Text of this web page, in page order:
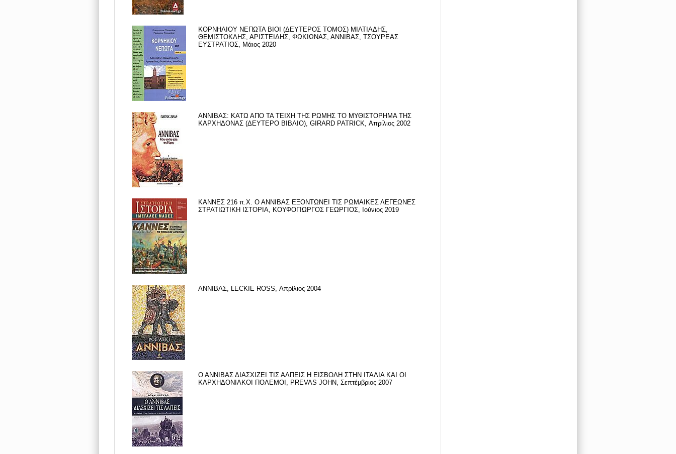
ΚΟΡΝΗΛΙΟΥ ΝΕΠΩΤΑ ΒΙΟΙ (ΔΕΥΤΕΡΟΣ ΤΟΜΟΣ) ΜΙΛΤΙΑΔΗΣ,
ΘΕΜΙΣΤΟΚΛΗΣ, ΑΡΙΣΤΕΙΔΗΣ, ΦΩΚΙΩΝΑΣ, ΑΝΝΙΒΑΣ, ΤΣΟΥΡΕΑΣ
ΕΥΣΤΡΑΤΙΟΣ, Μάιος 2020
ΑΝΝΙΒΑΣ: ΚΑΤΩ ΑΠΟ ΤΑ ΤΕΙΧΗ ΤΗΣ ΡΩΜΗΣ ΤΟ ΜΥΘΙΣΤΟΡΗΜΑ ΤΗΣ
ΚΑΡΧΗΔΟΝΑΣ (ΔΕΥΤΕΡΟ ΒΙΒΛΙΟ), GIRARD PATRICK, Απρίλιος 2002
ΚΑΝΝΕΣ 216 π.Χ. Ο ΑΝΝΙΒΑΣ ΕΞΟΝΤΩΝΕΙ ΤΙΣ ΡΩΜΑΙΚΕΣ ΛΕΓΕΩΝΕΣ
ΣΤΡΑΤΙΩΤΙΚΗ ΙΣΤΟΡΙΑ, ΚΟΥΦΟΓΙΩΡΓΟΣ ΓΕΩΡΓΙΟΣ, Ιούνιος 2019
ΑΝΝΙΒΑΣ, LECKIE ROSS, Απρίλιος 2004
Ο ΑΝΝΙΒΑΣ ΔΙΑΣΧΙΖΕΙ ΤΙΣ ΑΛΠΕΙΣ Η ΕΙΣΒΟΛΗ ΣΤΗΝ ΙΤΑΛΙΑ ΚΑΙ ΟΙ
ΚΑΡΧΗΔΟΝΙΑΚΟΙ ΠΟΛΕΜΟΙ, PREVAS JOHN, Σεπτέμβριος 2007